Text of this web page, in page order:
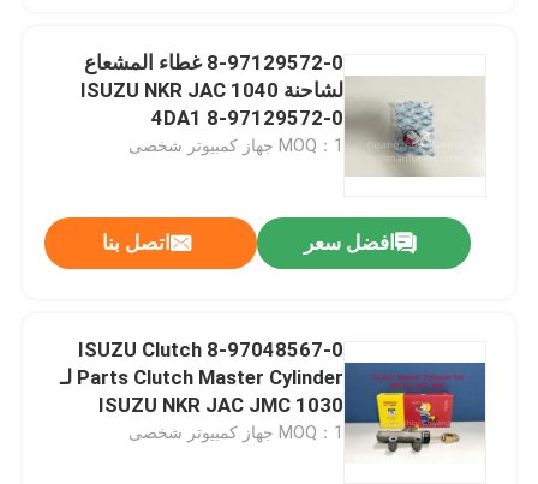
8-97129572-0 غطاء المشعاع
لشاحنة ISUZU NKR JAC 1040
4DA1 8-97129572-0
MOQ：1 جهاز كمبيوتر شخصى
افضل سعر اتصل بنا
8-97048567-0 ISUZU Clutch
Parts Clutch Master Cylinder لـ
ISUZU NKR JAC JMC 1030
MOQ：1 جهاز كمبيوتر شخصى